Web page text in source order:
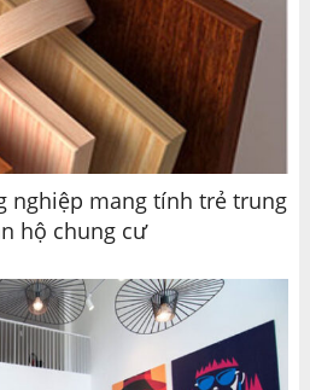
nghiệp mang tính trẻ trung
hộ chung cư